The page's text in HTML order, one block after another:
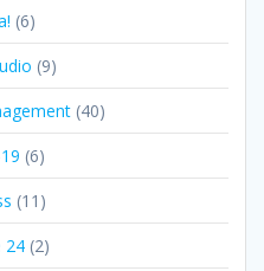
(6)
(9)
(40)
(6)
(11)
24(2)